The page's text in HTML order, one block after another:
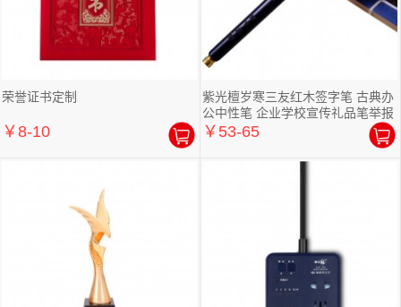
荣誉证书定制
￥8-10
紫光檀岁寒三友红木签字笔 古典办
公中性笔 企业学校宣传礼品笔举报
￥53-65